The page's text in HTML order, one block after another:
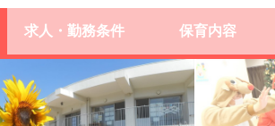
求人・勤務条件 保育内容